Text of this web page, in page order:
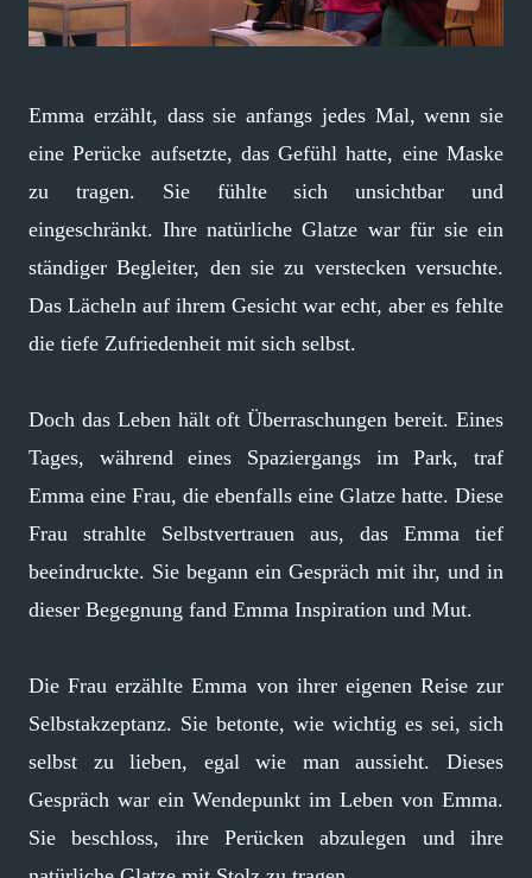
Emma erzählt, dass sie anfangs jedes Mal, wenn sie
eine Perücke aufsetzte, das Gefühl hatte, eine Maske
zu tragen. Sie fühlte sich unsichtbar und
eingeschränkt. Ihre natürliche Glatze war für sie ein
ständiger Begleiter, den sie zu verstecken versuchte.
Das Lächeln auf ihrem Gesicht war echt, aber es fehlte
die tiefe Zufriedenheit mit sich selbst.
Doch das Leben hält oft Überraschungen bereit. Eines
Tages, während eines Spaziergangs im Park, traf
Emma eine Frau, die ebenfalls eine Glatze hatte. Diese
Frau strahlte Selbstvertrauen aus, das Emma tief
beeindruckte. Sie begann ein Gespräch mit ihr, und in
dieser Begegnung fand Emma Inspiration und Mut.
Die Frau erzählte Emma von ihrer eigenen Reise zur
Selbstakzeptanz. Sie betonte, wie wichtig es sei, sich
selbst zu lieben, egal wie man aussieht. Dieses
Gespräch war ein Wendepunkt im Leben von Emma.
Sie beschloss, ihre Perücken abzulegen und ihre